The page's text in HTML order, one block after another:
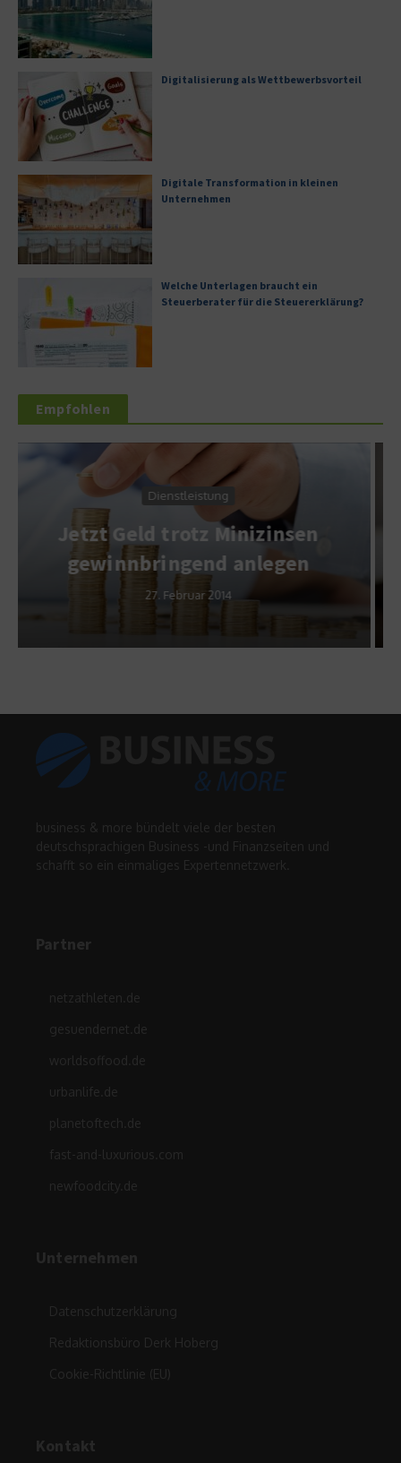
Digitalisierung als Wettbewerbsvorteil
Digitale Transformation in kleinen
Unternehmen
Welche Unterlagen braucht ein
Steuerberater für die Steuererklärung?
Empfohlen
Wirtschaft & Finanzen
Zins-Swap: Schadensersatz
wegen Fehlerhafte
Anlageberatung
business & more bündelt viele der besten
deutschsprachigen Business -und Finanzseiten und
schafft so ein einmaliges Expertennetzwerk.
Partner
netzathleten.de
gesuendernet.de
worldsoffood.de
urbanlife.de
planetoftech.de
fast-and-luxurious.com
newfoodcity.de
Unternehmen
Datenschutzerklärung
Redaktionsbüro Derk Hoberg
Cookie-Richtlinie (EU)
Kontakt